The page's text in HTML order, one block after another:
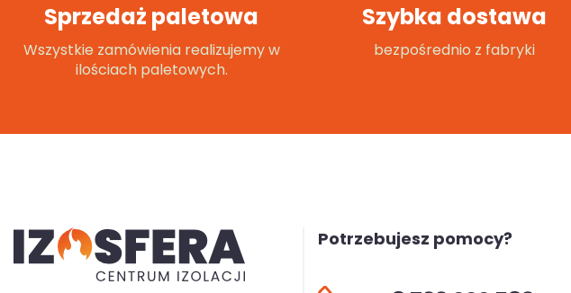
Sprzedaż paletowa
Wszystkie zamówienia realizujemy w
ilościach paletowych.
Szybka dostawa
bezpośrednio z fabryki
Potrzebujesz pomocy?